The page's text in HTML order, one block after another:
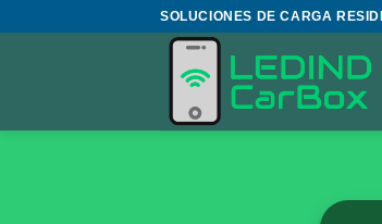
SOLUCIONES DE CARGA